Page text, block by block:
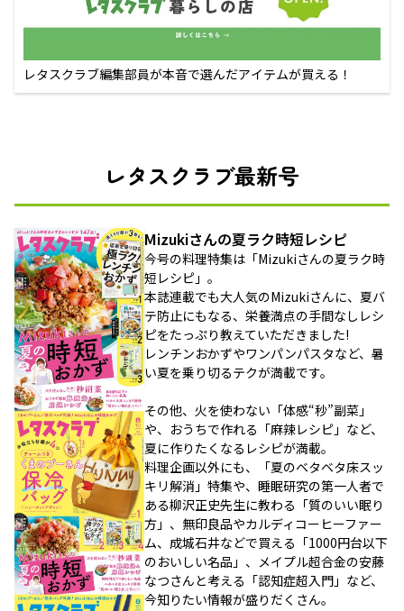
レタスクラブ編集部員が本音で選んだアイテムが買える！
レタスクラブ最新号
Mizukiさんの夏ラク時短レシピ
今号の料理特集は「Mizukiさんの夏ラク時
短レシピ」。
本誌連載でも大人気のMizukiさんに、夏バ
テ防止にもなる、栄養満点の手間なしレシ
ピをたっぷり教えていただきました!
レンチンおかずやワンパンパスタなど、暑
い夏を乗り切るテクが満載です。
その他、火を使わない「体感“秒”副菜」
や、おうちで作れる「麻辣レシピ」など、
夏に作りたくなるレシピが満載。
料理企画以外にも、「夏のベタベタ床スッ
キリ解消」特集や、睡眠研究の第一人者で
ある柳沢正史先生に教わる「質のいい眠り
方」、無印良品やカルディコーヒーファー
ム、成城石井などで買える「1000円台以下
のおいしい名品」、メイプル超合金の安藤
なつさんと考える「認知症超入門」など、
今知りたい情報が盛りだくさん。